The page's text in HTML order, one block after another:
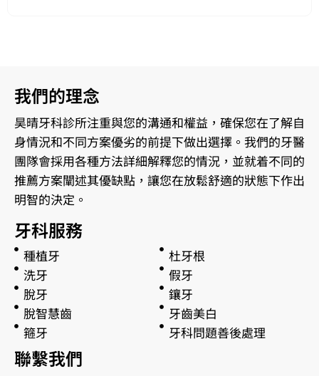
我們的理念
昊晴牙科診所注重與您的溝通和權益，確保您在了解自
身情況和不同方案優劣的前提下做出選擇。我們的牙醫
團隊會採用各種方法詳細解釋您的情況，並就着不同的
推薦方案闡述其優缺點，讓您在放鬆舒適的狀態下作出
明智的決定。
牙科服務
種植牙
洗牙
脫牙
脫智慧齒
箍牙
杜牙根
假牙
鑲牙
牙齒美白
牙科問題善後處理
聯繫我們